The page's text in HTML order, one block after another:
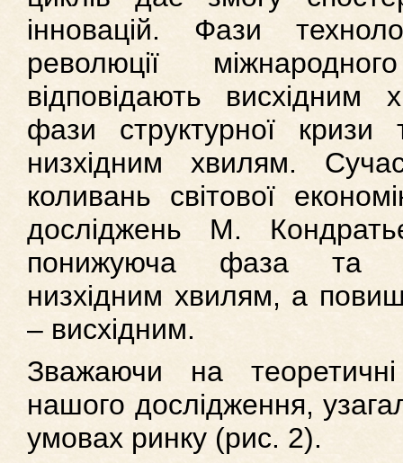
інновацій. Фази
революції
відповідають
фази структурної кризи
низхідним хвилям.
коливань світової
досліджень М.
понижуюча фаза та
низхідним хвилям, а
– висхідним.
Зважаючи на
нашого дослідження,
умовах ринку (рис. 2).